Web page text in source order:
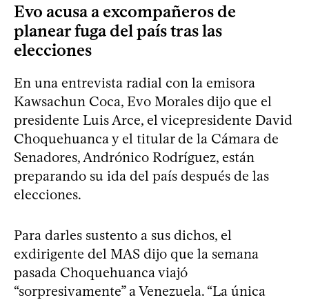
Evo acusa a excompañeros de
planear fuga del país tras las
elecciones
En una entrevista radial con la emisora
Kawsachun Coca, Evo Morales dijo que el
presidente Luis Arce, el vicepresidente David
Choquehuanca y el titular de la Cámara de
Senadores, Andrónico Rodríguez, están
preparando su ida del país después de las
elecciones.
Para darles sustento a sus dichos, el
exdirigente del MAS dijo que la semana
pasada Choquehuanca viajó
“sorpresivamente” a Venezuela. “La única